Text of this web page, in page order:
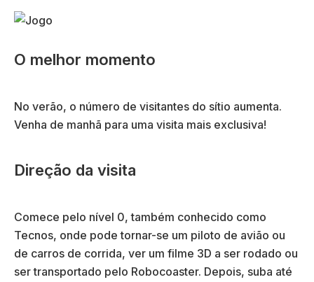
O melhor momento
No verão, o número de visitantes do sítio aumenta.
Venha de manhã para uma visita mais exclusiva!
Direção da visita
Comece pelo nível 0, também conhecido como
Tecnos, onde pode tornar-se um piloto de avião ou
de carros de corrida, ver um filme 3D a ser rodado ou
ser transportado pelo Robocoaster. Depois, suba até